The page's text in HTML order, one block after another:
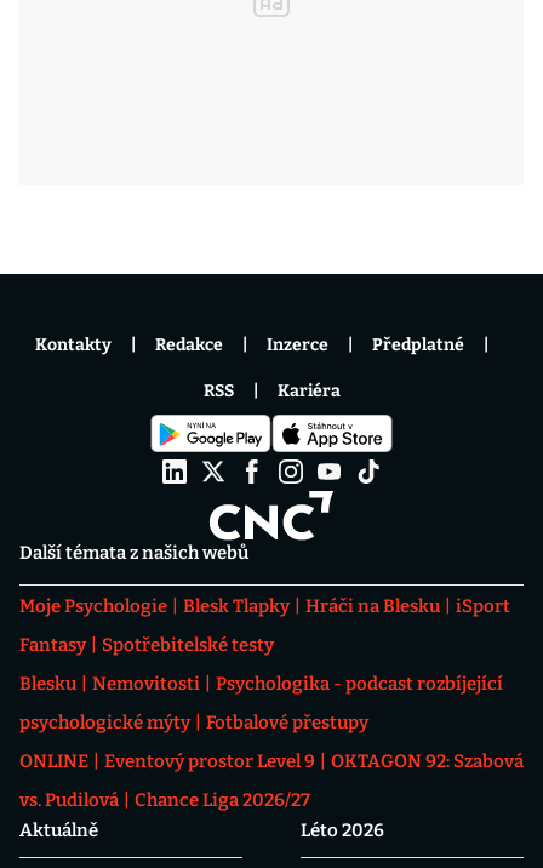
Další témata z našich webů
Moje Psychologie Blesk Tlapky Hráči na Blesku
iSport
Fantasy
Spotřebitelské testy
Blesku
Nemovitosti
Psychologika - podcast rozbíjející
psychologické mýty
Fotbalové přestupy
ONLINE
Eventový prostor Level 9
OKTAGON 92: Szabová
vs. Pudilová
Chance Liga 2026/27
Aktuálně
Léto 2026
Kontakty Redakce Inzerce Předplatné
RSS Kariéra